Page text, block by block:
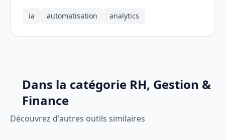
ia automatisation analytics
Dans la catégorie RH, Gestion &
Finance
Découvrez d'autres outils similaires